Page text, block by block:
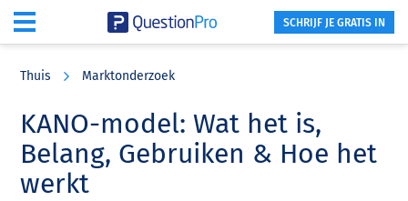
content
sidebar
SCHRIJF JE GRATIS IN
Thuis Marktonderzoek
KANO-model: Wat het is,
Belang, Gebruiken & Hoe het
werkt